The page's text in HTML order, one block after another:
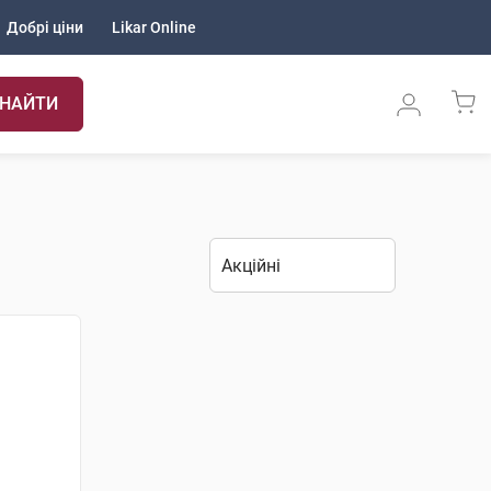
Добрі ціни Likar Online